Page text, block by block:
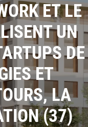
ET LE
UN
DE
ET
LA
(37)